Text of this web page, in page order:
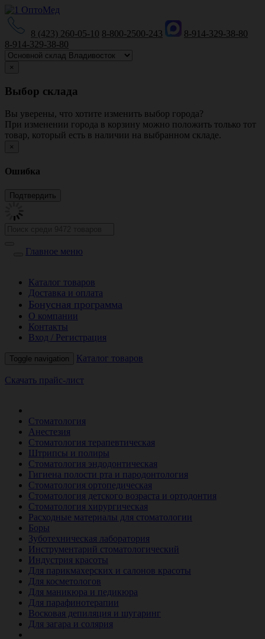
8 (423) 260-05-10 8-800-2500-243
8-914-329-38-80
8-914-329-38-80
×
Выбор склада
Вы уверены, что хотите изменить выбор города?
При изменении города в корзину можно положить только тот
товар, который есть в наличии на выбранном складе.
×
Ошибка
Главное меню
Каталог товаров
Доставка и оплата
Бонусная программа
О компании
Контакты
Вход / Регистрация
Toggle navigation Каталог товаров
Скачать прайс-лист
Стоматология
Анестезия
Стоматология терапевтическая
Штрипсы и полиры
Стоматология эндодонтическая
Гигиена полости рта и пародонтология
Стоматология ортопедическая
Стоматология детского возраста и ортодонтия
Стоматология хирургическая
Расходные материалы для стоматологии
Боры
Зуботехническая лаборатория
Инструментарий стоматологический
Индустрия красоты
Для парикмахерских и салонов красоты
Для косметологов
Для маникюра и педикюра
Для парафинотерапии
Восковая депиляция и шугаринг
Для загара и солярия